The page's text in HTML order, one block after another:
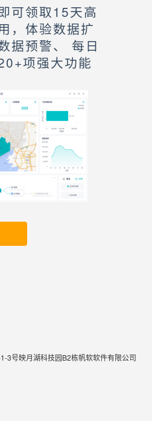
可领取15天高
，体验数据扩
据预警、 每日
项强大功能
3号映月湖科技园B2栋帆软软件有限公司